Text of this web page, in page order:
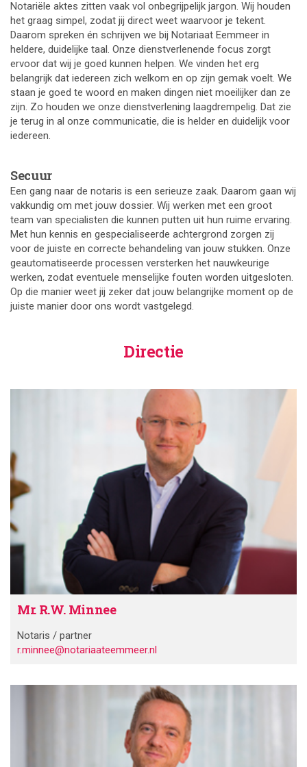
Notariële aktes zitten vaak vol onbegrijpelijk jargon. Wij houden
het graag simpel, zodat jij direct weet waarvoor je tekent.
Daarom spreken én schrijven we bij Notariaat Eemmeer in
heldere, duidelijke taal. Onze dienstverlenende focus zorgt
ervoor dat wij je goed kunnen helpen. We vinden het erg
belangrijk dat iedereen zich welkom en op zijn gemak voelt. We
staan je goed te woord en maken dingen niet moeilijker dan ze
zijn. Zo houden we onze dienstverlening laagdrempelig. Dat zie
je terug in al onze communicatie, die is helder en duidelijk voor
iedereen.
Secuur
Een gang naar de notaris is een serieuze zaak. Daarom gaan wij
vakkundig om met jouw dossier. Wij werken met een groot
team van specialisten die kunnen putten uit hun ruime ervaring.
Met hun kennis en gespecialiseerde achtergrond zorgen zij
voor de juiste en correcte behandeling van jouw stukken. Onze
geautomatiseerde processen versterken het nauwkeurige
werken, zodat eventuele menselijke fouten worden uitgesloten.
Op die manier weet jij zeker dat jouw belangrijke moment op de
juiste manier door ons wordt vastgelegd.
Directie
Mr. R.W. Minnee
Notaris / partner
r.minnee@notariaateemmeer.nl